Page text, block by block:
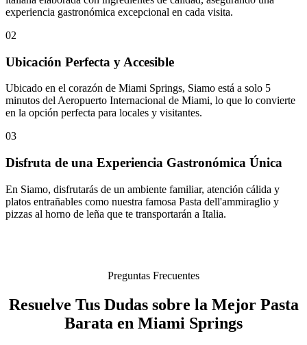
experiencia gastronómica excepcional en cada visita.
02
Ubicación Perfecta y Accesible
Ubicado en el corazón de Miami Springs, Siamo está a solo 5
minutos del Aeropuerto Internacional de Miami, lo que lo convierte
en la opción perfecta para locales y visitantes.
03
Disfruta de una Experiencia Gastronómica Única
En Siamo, disfrutarás de un ambiente familiar, atención cálida y
platos entrañables como nuestra famosa Pasta dell'ammiraglio y
pizzas al horno de leña que te transportarán a Italia.
Preguntas Frecuentes
Resuelve Tus Dudas sobre la Mejor Pasta
Barata en Miami Springs